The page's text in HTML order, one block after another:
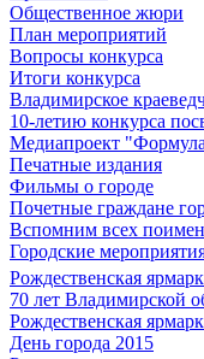
Общественное жюри
План мероприятий
Вопросы конкурса
Итоги конкурса
Владимирское
10-летию конкурса
Медиапроект
Печатные издания
Фильмы о городе
Почетные граждане
Вспомним всех
Городские
Рождественская
70 лет Владимирской
Рождественская
День города 2015